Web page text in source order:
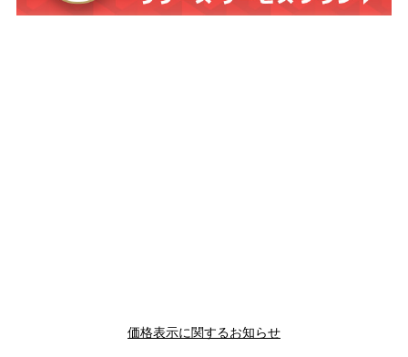
価格表示に関するお知らせ